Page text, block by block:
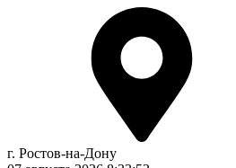
г. Ростов-на-Дону